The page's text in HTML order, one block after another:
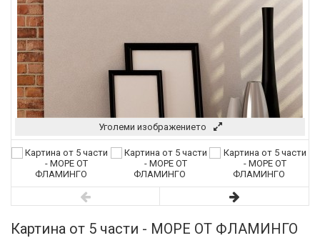
Уголеми изображението
Картина от 5 части - МОРЕ ОТ ФЛАМИНГО